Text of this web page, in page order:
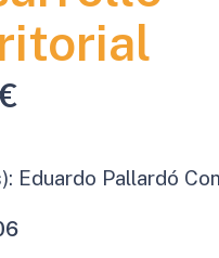
Eduardo Pallardó